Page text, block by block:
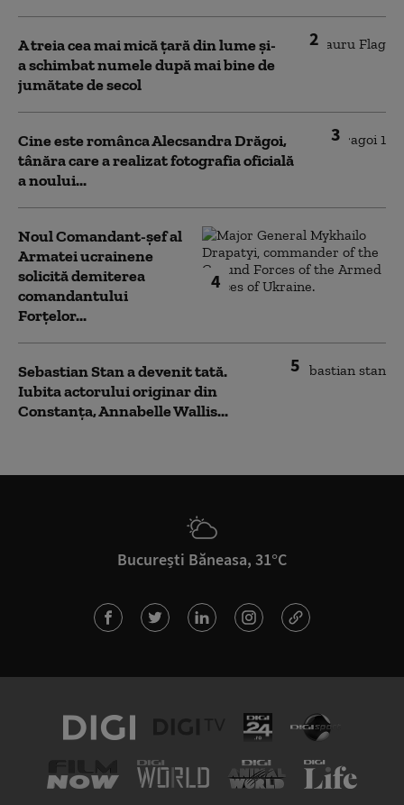
2
A treia cea mai mică țară din lume și-
a schimbat numele după mai bine de
jumătate de secol
3
Cine este românca Alecsandra Drăgoi,
tânăra care a realizat fotografia oficială
a noului...
4
Noul Comandant-șef al
Armatei ucrainene
solicită demiterea
comandantului
Forțelor...
5
Sebastian Stan a devenit tată.
Iubita actorului originar din
Constanța, Annabelle Wallis...
București Băneasa, 31°C